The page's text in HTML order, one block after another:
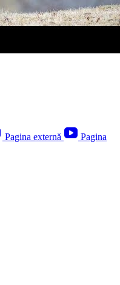
Pagina externă
Pagina